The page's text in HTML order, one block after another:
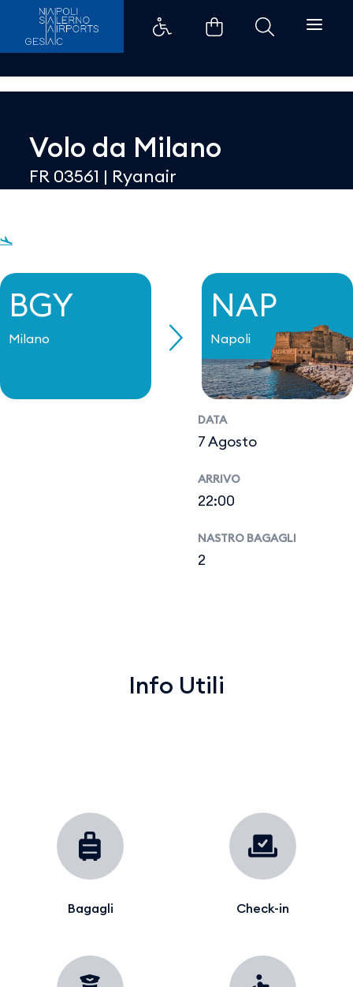
Dettaglio - Aeroporti di Napoli
Volo da Milano
FR 03561 | Ryanair
BGY
Milano
NAP
Napoli
DATA
7 Agosto
ARRIVO
22:00
NASTRO BAGAGLI
2
Info Utili
Bagagli Check-in